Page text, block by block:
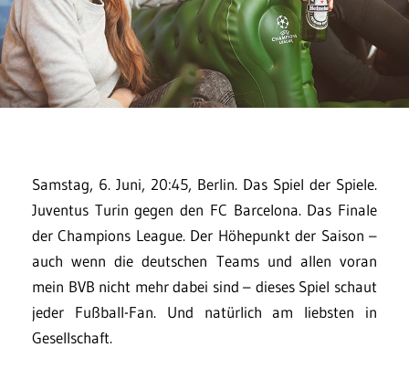
Samstag, 6. Juni, 20:45, Berlin. Das Spiel der Spiele.
Juventus Turin gegen den FC Barcelona. Das Finale
der Champions League. Der Höhepunkt der Saison –
auch wenn die deutschen Teams und allen voran
mein BVB nicht mehr dabei sind – dieses Spiel schaut
jeder Fußball-Fan. Und natürlich am liebsten in
Gesellschaft.